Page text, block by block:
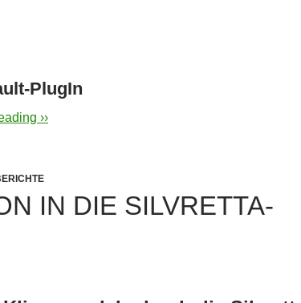
PlugIn
››
IN DIE SILVRETTA-